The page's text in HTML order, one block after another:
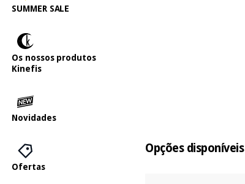
SUMMER SALE
Os nossos produtos
Kinefis
Novidades
Ofertas
Opções disponíveis